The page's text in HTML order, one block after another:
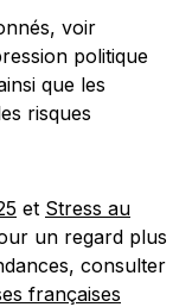
voir
politique
que les
risques
et Stress au
un regard plus
consulter
françaises